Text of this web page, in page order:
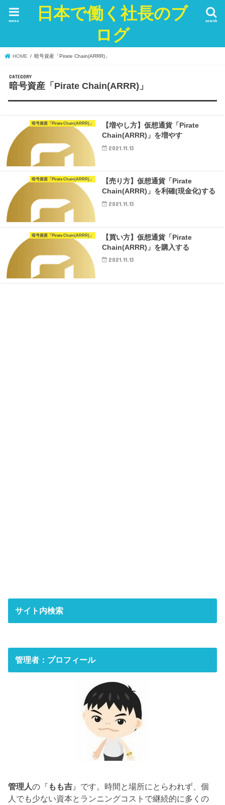
日本で働く社長のブ
ログ
search
menu
HOME 暗号資産「Pirate Chain(ARRR)」
暗号資産「Pirate Chain(ARRR)」
暗号資産「Pirate Chain(ARRR)」
【増やし方】仮想通貨「Pirate
Chain(ARRR)」を増やす
2021.11.13
暗号資産「Pirate Chain(ARRR)」
【売り方】仮想通貨「Pirate
Chain(ARRR)」を利確(現金化)する
2021.11.13
暗号資産「Pirate Chain(ARRR)」
【買い方】仮想通貨「Pirate
Chain(ARRR)」を購入する
2021.11.13
サイト内検索
管理者：プロフィール
管理人の『 もも吉 』です。時間と場所にとらわれず、個
人でも少ない資本とランニングコストで継続的に多くの